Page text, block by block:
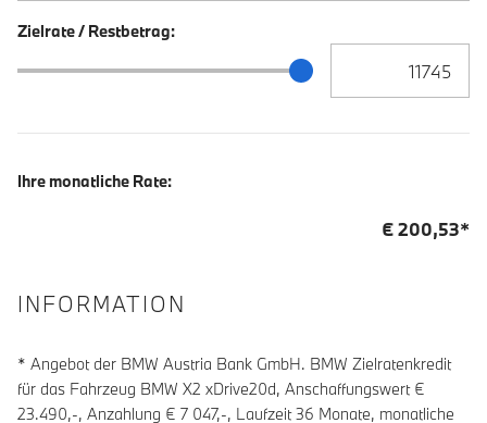
Zielrate / Restbetrag:
Zielrate / Restbetrag Schieberegler
Ihre monatliche Rate:
€200,53*
INFORMATION
* Angebot der BMW Austria Bank GmbH. BMW Zielratenkredit
für das Fahrzeug BMW X2 xDrive20d, Anschaffungswert €
23.490,-, Anzahlung € 7 047,-, Laufzeit36 Monate, monatliche